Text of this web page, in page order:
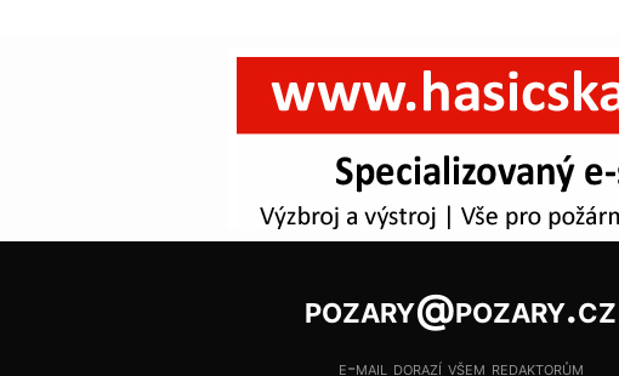
pozary@pozary.cz
e-mail dorazí všem redaktorům